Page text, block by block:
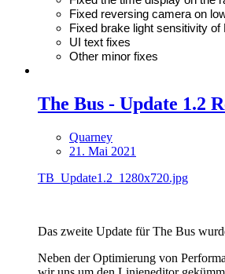
Fixed reversing camera on
Fixed brake light sensitivity of
UI text fixes
Other minor fixes
The Bus - Update 1.2
Quarney
21. Mai 2021
TB_Update1.2_1280x720.jpg
Das zweite Update für The Bus
Neben der Optimierung von